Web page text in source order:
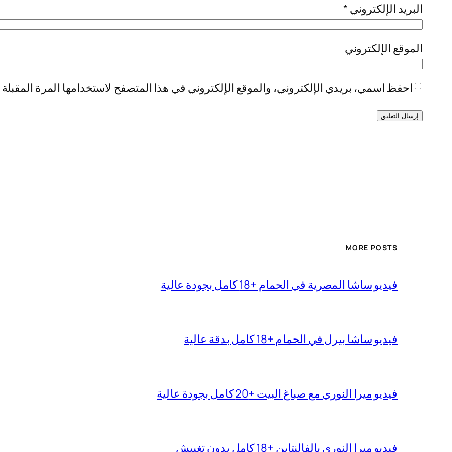
البريد الإلكتروني *
الموقع الإلكتروني
احفظ اسمي، بريدي الإلكتروني، والموقع الإلكتروني في هذا المتصفح لاستخدامها المرة
MORE POSTS
فيديو ساشا المصرية في الحمام +18 كامل بجودة عالية
فيديو ساشا بيرل في الحمام +18 كامل بدقة عالية
فيديو ميرا النوري مع صباغ البيت +20 كامل بجودة عالية
فيديو ميرا النوري بالفالنتاين +18 كامل بدون تغبيش